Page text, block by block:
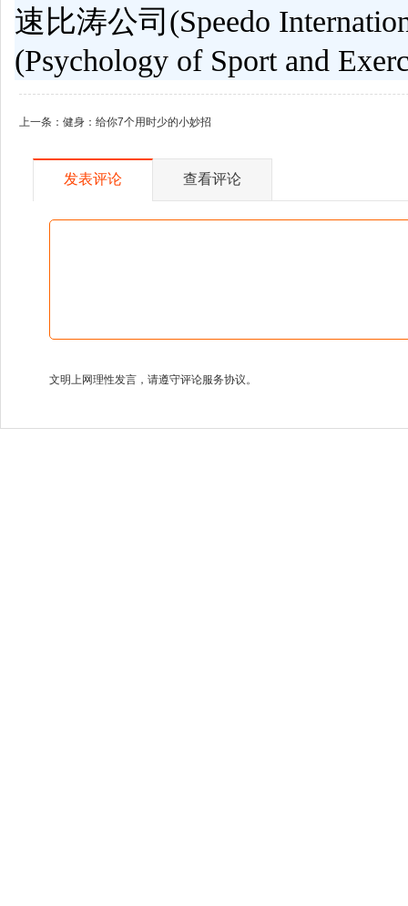
速比涛公司(Speedo
(Psychology of Sport and
上一条： 健身：给你7个用时少的小妙招
发表评论 查看评论
文明上网理性发言，请遵守评论服务协议。